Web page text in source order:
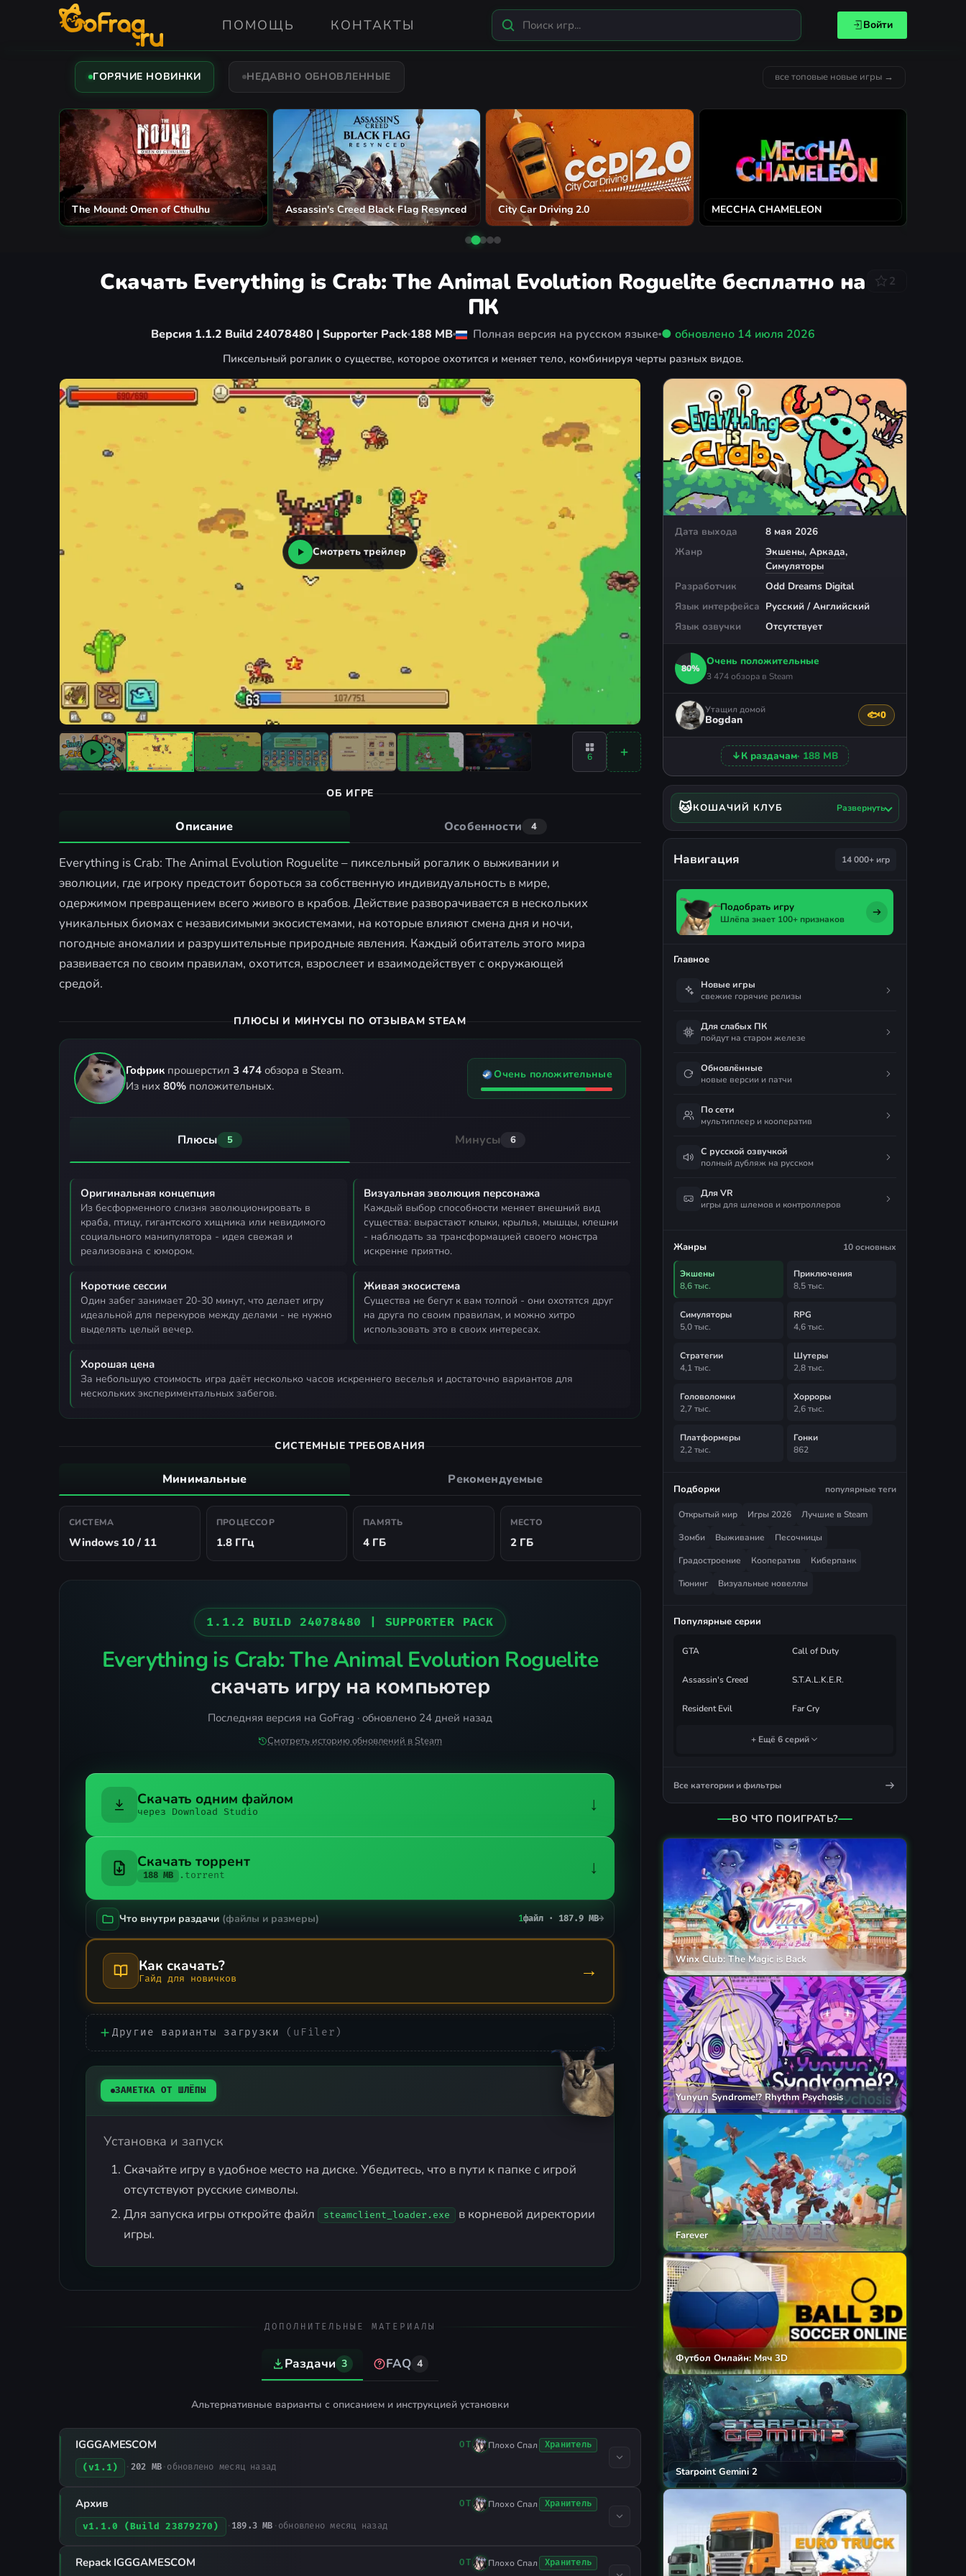
ПОМОЩЬ КОНТАКТЫ Войти
ГОРЯЧИЕ НОВИНКИ НЕДАВНО ОБНОВЛЕННЫЕ все топовые новые игры →
The Mound: Omen of Cthulhu Assassin's Creed Black Flag Resynced City Car Driving 2.0 MECCHA CHAMELEON
Скачать Everything is Crab: The Animal Evolution Roguelite бесплатно на
ПК
2
Версия 1.1.2 Build 24078480 | Supporter Pack 188 MB Полная версия на русском языке ● обновлено 14 июля 2026
Пиксельный рогалик о существе, которое охотится и меняет тело, комбинируя черты разных видов.
Дата выхода
8 мая 2026
Жанр
Экшены, Аркада,
Симуляторы
Разработчик
Odd Dreams Digital
Язык интерфейса Русский / Английский
Язык озвучки
Отсутствует
80%
Очень положительные
3 474 обзора в Steam
Утащил домой
Bogdan 🐟0
Поблагодарить
↓К раздачам· 188 MB
Смотреть трейлер
6
ОБ ИГРЕ
Описание Особенности 4
Everything is Crab: The Animal Evolution Roguelite – пиксельный рогалик о выживании и
эволюции, где игроку предстоит бороться за собственную индивидуальность в мире,
одержимом превращением всего живого в крабов. Действие разворачивается в нескольких
уникальных биомах с независимыми экосистемами, на которые влияют смена дня и ночи,
погодные аномалии и разрушительные природные явления. Каждый обитатель этого мира
развивается по своим правилам, охотится, взрослеет и взаимодействует с окружающей
средой.
ПЛЮСЫ И МИНУСЫ ПО ОТЗЫВАМ STEAM
Гофрик прошерстил 3 474 обзора в Steam.
Из них 80% положительных.
Очень положительные
Плюсы 5 Минусы 6
Оригинальная концепция
из бесформенного слизня эволюционировать в
краба, птицу, гигантского хищника или невидимого
социального манипулятора - идея свежая и
реализована с юмором.
Визуальная эволюция персонажа
каждый выбор способности меняет внешний вид
существа: вырастают клыки, крылья, мышцы, клешни
- наблюдать за трансформацией своего монстра
искренне приятно.
Короткие сессии
один забег занимает 20-30 минут, что делает игру
идеальной для перекуров между делами - не нужно
выделять целый вечер.
Живая экосистема
существа не бегут к вам толпой - они охотятся друг
на друга по своим правилам, и можно хитро
использовать это в своих интересах.
Хорошая цена
за небольшую стоимость игра даёт несколько часов искреннего веселья и достаточно вариантов для
нескольких экспериментальных забегов.
СИСТЕМНЫЕ ТРЕБОВАНИЯ
Минимальные Рекомендуемые
СИСТЕМА
Windows 10 / 11
ПРОЦЕССОР
1.8 ГГц
ПАМЯТЬ
4 ГБ
МЕСТО
2 ГБ
1.1.2 BUILD 24078480 | SUPPORTER PACK
Everything is Crab: The Animal Evolution Roguelite
скачать игру на компьютер
Последняя версия на GoFrag · обновлено 24 дней назад
Смотреть историю обновлений в Steam
Скачать одним файлом
через Download Studio ↓
Скачать торрент
188 MB .torrent ↓
Что внутри раздачи (файлы и размеры) 1файл · 187.9 MB→
Как скачать?
Гайд для новичков →
Другие варианты загрузки (uFiler)
ЗАМЕТКА ОТ ШЛЁПЫ
Установка и запуск
Скачайте игру в удобное место на диске. Убедитесь, что в пути к папке с игрой
отсутствуют русские символы.
Для запуска игры откройте файл
steamclient_loader.exe
в корневой директории
игры.
ДОПОЛНИТЕЛЬНЫЕ МАТЕРИАЛЫ
Раздачи 3 FAQ 4
Альтернативные варианты с описанием и инструкцией установки
IGGGAMESCOM ОТ Плохо Спал Хранитель
(v1.1) · 202 MB · обновлено месяц назад
Архив ОТ Плохо Спал Хранитель
v1.1.0 (Build 23879270) · 189.3 MB · обновлено месяц назад
Repack IGGGAMESCOM ОТ Плохо Спал Хранитель
🐱КОШАЧИЙ КЛУБ Развернуть
Навигация 14 000+ игр
Подобрать игру
Шлёпа знает 100+ признаков
Главное
Новые игры
свежие горячие релизы
Для слабых ПК
пойдут на старом железе
Обновлённые
новые версии и патчи
По сети
мультиплеер и кооператив
С русской озвучкой
полный дубляж на русском
Для VR
игры для шлемов и контроллеров
Жанры 10 основных
Экшены
8,6 тыс.
Приключения
8,5 тыс.
Симуляторы
5,0 тыс.
RPG
4,6 тыс.
Стратегии
4,1 тыс.
Шутеры
2,8 тыс.
Головоломки
2,7 тыс.
Хорроры
2,6 тыс.
Платформеры
2,2 тыс.
Гонки
862
Подборки популярные теги
Открытый мир Игры 2026
Лучшие в Steam
Зомби
Выживание
Песочницы
Градостроение
Кооператив
Киберпанк
Тюнинг
Визуальные новеллы
Популярные серии
GTA Call of Duty
Assassin's Creed S.T.A.L.K.E.R.
Resident Evil Far Cry
+ Ещё 6 серий
Все категории и фильтры
ВО ЧТО ПОИГРАТЬ?
Winx Club: The Magic is Back
Yunyun Syndrome!? Rhythm Psychosis
Farever
Футбол Онлайн: Мяч 3D
Starpoint Gemini 2